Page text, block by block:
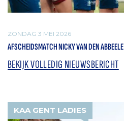
ZONDAG 3 MEI 2026
AFSCHEIDSMATCH NICKY VAN DEN ABBEELE
BEKIJK VOLLEDIG NIEUWSBERICHT
KAA GENT LADIES